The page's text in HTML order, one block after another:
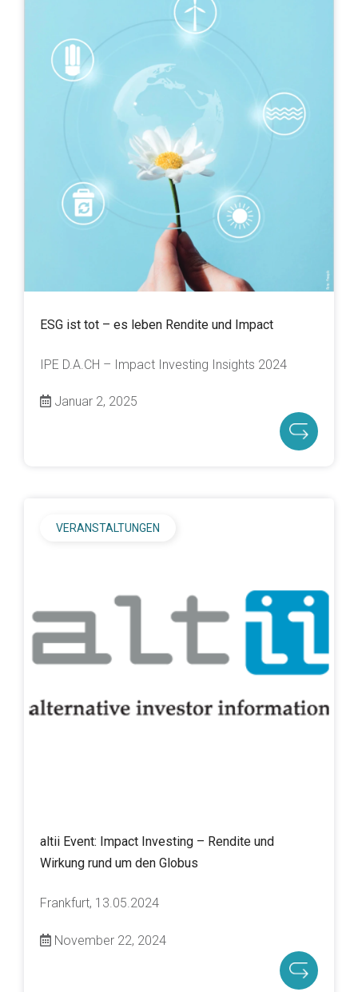
ESG ist tot – es leben Rendite und Impact
Januar 2, 2025
IPE D.A.CH – Impact Investing Insights 2024
altii Event: Impact Investing – Rendite und
Wirkung rund um den Globus
November 22, 2024
Frankfurt, 13.05.2024
VERANSTALTUNGEN